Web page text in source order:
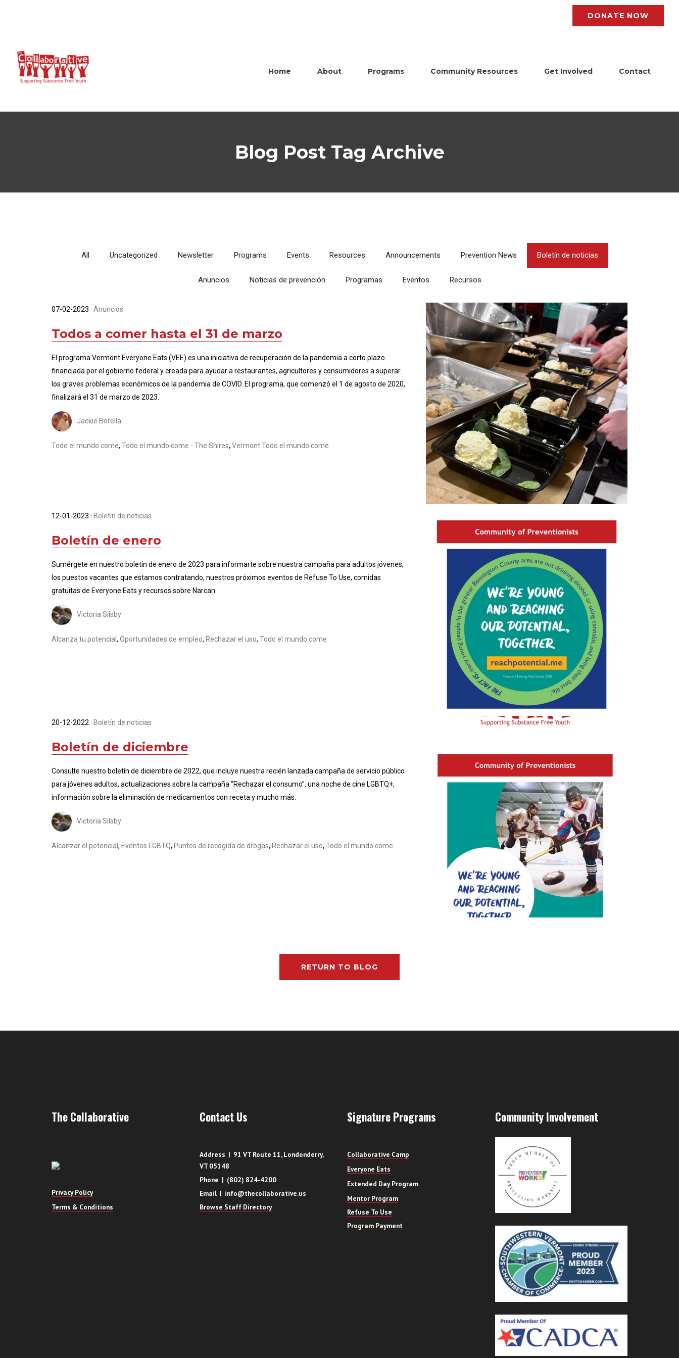
DONATE NOW
Home About Programs Community Resources Get Involved Contact
Blog Post Tag Archive
All Uncategorized Newsletter Programs Events Resources Announcements Prevention News Boletín de noticias
Anuncios Noticias de prevención Programas Eventos Recursos
07-02-2023 · Anuncios
Todos a comer hasta el 31 de marzo
El programa Vermont Everyone Eats (VEE) es una iniciativa de recuperación de la pandemia a corto plazo
financiada por el gobierno federal y creada para ayudar a restaurantes, agricultores y consumidores a superar
los graves problemas económicos de la pandemia de COVID. El programa, que comenzó el 1 de agosto de 2020,
finalizará el 31 de marzo de 2023.
Jackie Borella
Todo el mundo come, Todo el mundo come - The Shires, Vermont Todo el mundo come
12-01-2023 · Boletín de noticias
Boletín de enero
Sumérgete en nuestro boletín de enero de 2023 para informarte sobre nuestra campaña para adultos jóvenes,
los puestos vacantes que estamos contratando, nuestros próximos eventos de Refuse To Use, comidas
gratuitas de Everyone Eats y recursos sobre Narcan.
Victoria Silsby
Alcanza tu potencial , Oportunidades de empleo, Rechazar el uso, Todo el mundo come
20-12-2022 · Boletín de noticias
Boletín de diciembre
Consulte nuestro boletín de diciembre de 2022, que incluye nuestra recién lanzada campaña de servicio público
para jóvenes adultos, actualizaciones sobre la campaña “Rechazar el consumo”, una noche de cine LGBTQ+,
información sobre la eliminación de medicamentos con receta y mucho más.
Victoria Silsby
Alcanzar el potencial , Eventos LGBTQ, Puntos de recogida de drogas, Rechazar el uso, Todo el mundo come
RETURN TO BLOG
The Collaborative
Privacy Policy
Terms & Conditions
Contact Us
Address | 91 VT Route 11, Londonderry,
VT 05148
Phone | (802) 824-4200
Email | info@thecollaborative.us
Browse Staff Directory
Signature Programs
Collaborative Camp
Everyone Eats
Extended Day Program
Mentor Program
Refuse To Use
Program Payment
Community Involvement